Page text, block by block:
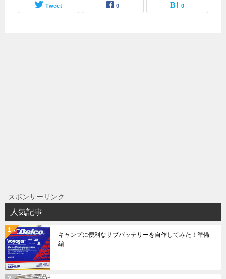
Tweet 0 0
スポンサーリンク
人気記事
キャンプに便利なサブバッテリーを自作してみた！準備
編